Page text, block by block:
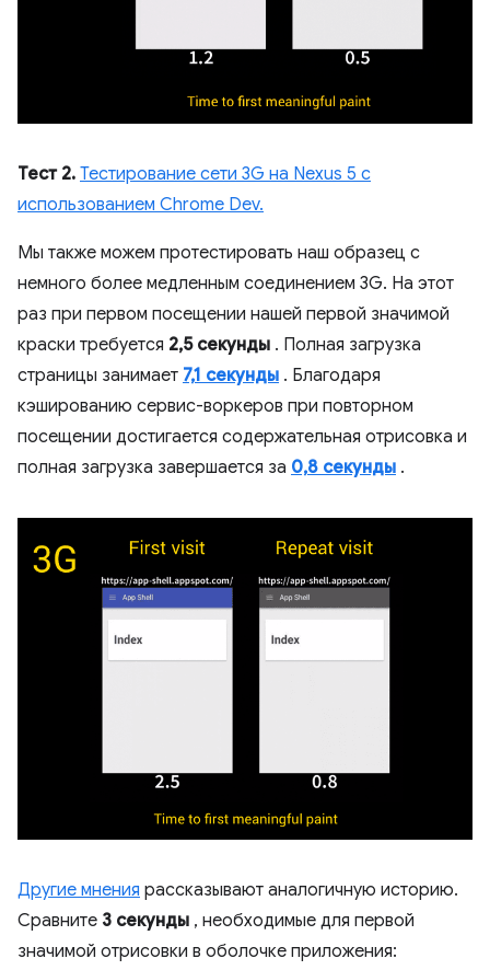
Тест 2. Тестирование сети 3G на Nexus 5 с
использованием Chrome Dev.
Мы также можем протестировать наш образец с
немного более медленным соединением 3G. На этот
раз при первом посещении нашей первой значимой
краски требуется 2,5 секунды . Полная загрузка
страницы занимает 7,1 секунды . Благодаря
кэшированию сервис-воркеров при повторном
посещении достигается содержательная отрисовка и
полная загрузка завершается за 0,8 секунды .
Другие мнения рассказывают аналогичную историю.
Сравните 3 секунды , необходимые для первой
значимой отрисовки в оболочке приложения: